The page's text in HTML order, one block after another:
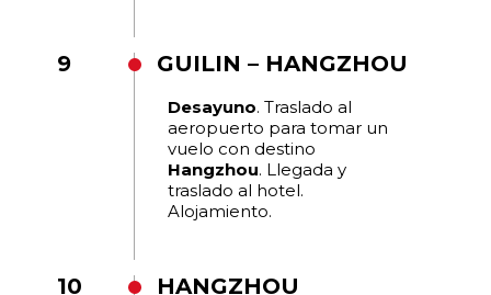
9 GUILIN – HANGZHOU
Desayuno. Traslado al
aeropuerto para tomar un
vuelo con destino
Hangzhou. Llegada y
traslado al hotel.
Alojamiento.
10 HANGZHOU